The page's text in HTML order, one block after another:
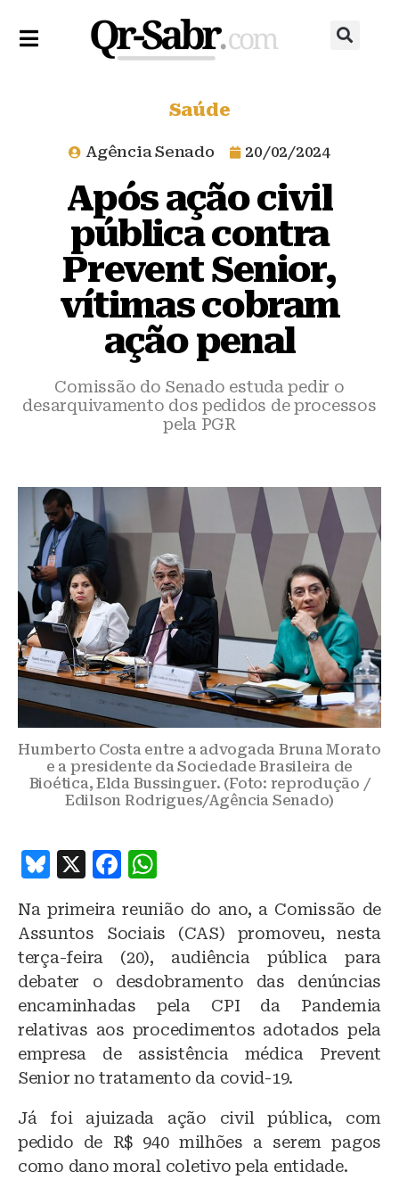
Saúde
Agência Senado 20/02/2024
Após ação civil
pública contra
Prevent Senior,
vítimas cobram
ação penal
Comissão do Senado estuda pedir o
desarquivamento dos pedidos de processos
pela PGR
Humberto Costa entre a advogada Bruna Morato
e a presidente da Sociedade Brasileira de
Bioética, Elda Bussinguer. (Foto: reprodução /
Edilson Rodrigues/Agência Senado)
B
e
s
k
y
X
F
c
e
b
o
o
k
at
s
A
p
p
Na primeira reunião do ano, a Comissão de
Assuntos Sociais (CAS) promoveu, nesta
terça-feira (20), audiência pública para
debater o desdobramento das denúncias
encaminhadas pela CPI da Pandemia
relativas aos procedimentos adotados pela
empresa de assistência médica Prevent
Senior no tratamento da covid-19.
Já foi ajuizada ação civil pública, com
pedido de R$ 940 milhões a serem pagos
como dano moral coletivo pela entidade.